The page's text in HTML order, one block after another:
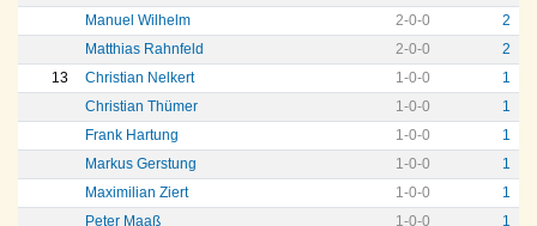
Manuel Wilhelm
2-0-0
2
Matthias Rahnfeld
2-0-0
2
13
Christian Nelkert 1-0-0
1
Christian Thümer
1-0-0
1
Frank Hartung
1-0-0
1
Markus Gerstung
1-0-0
1
Maximilian Ziert
1-0-0
1
Peter Maaß
1-0-0
1